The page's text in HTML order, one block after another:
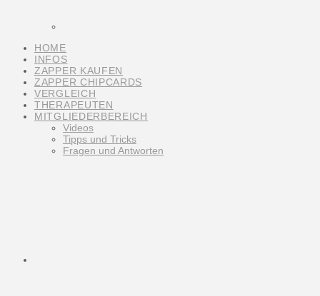
HOME
INFOS
ZAPPER KAUFEN
ZAPPER CHIPCARDS
VERGLEICH
THERAPEUTEN
MITGLIEDERBEREICH
Videos
Tipps und Tricks
Fragen und Antworten